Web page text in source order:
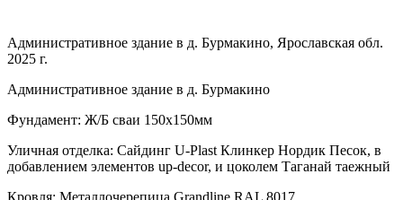
Административное здание в д. Бурмакино, Ярославская обл.
2025 г.
Административное здание в д. Бурмакино
Фундамент: Ж/Б сваи 150х150мм
Уличная отделка: Сайдинг U-Plast Клинкер Нордик Песок, в
добавлением элементов up-decor, и цоколем Таганай таежный
Кровля: Металлочерепица Grandline RAL 8017